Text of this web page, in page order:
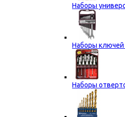
Наборы
Наборы ключей
Наборы